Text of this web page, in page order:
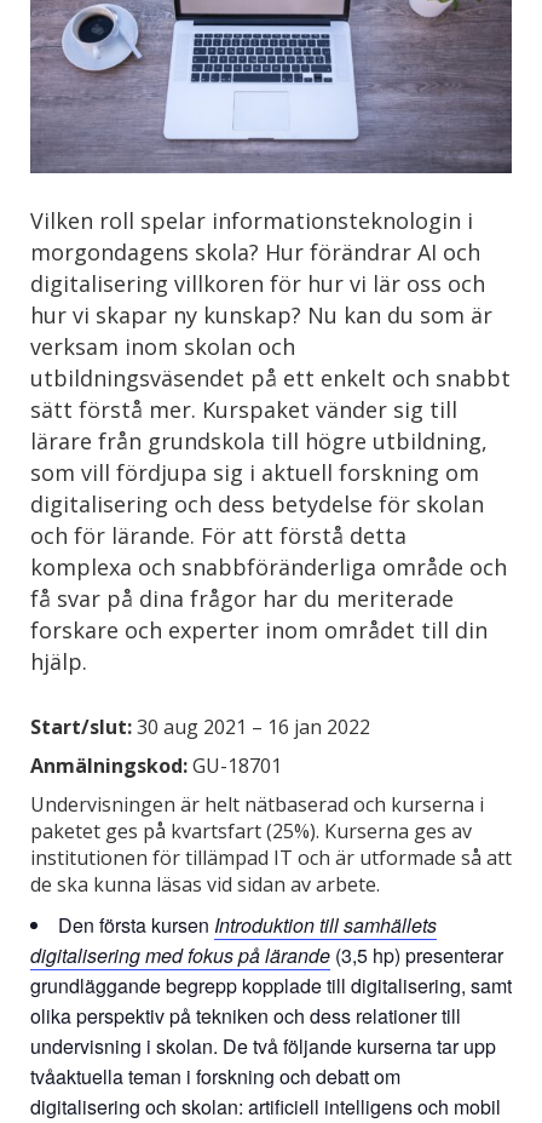
Vilken roll spelar informationsteknologin i
morgondagens skola? Hur förändrar AI och
digitalisering villkoren för hur vi lär oss och
hur vi skapar ny kunskap? Nu kan du som är
verksam inom skolan och
utbildningsväsendet på ett enkelt och snabbt
sätt förstå mer. Kurspaket vänder sig till
lärare från grundskola till högre utbildning,
som vill fördjupa sig i aktuell forskning om
digitalisering och dess betydelse för skolan
och för lärande. För att förstå detta
komplexa och snabbföränderliga område och
få svar på dina frågor har du meriterade
forskare och experter inom området till din
hjälp.
Start/slut:30 aug 2021 – 16 jan 2022
Anmälningskod:GU-18701
Undervisningen är helt nätbaserad och kurserna i
paketet ges på kvartsfart (25%). Kurserna ges av
institutionen för tillämpad IT och är utformade så att
de ska kunna läsas vid sidan av arbete.
Den första kursen Introduktion till samhällets
digitalisering med fokus på lärande (3,5 hp) presenterar
grundläggande begrepp kopplade till digitalisering, samt
olika perspektiv på tekniken och dess relationer till
undervisning i skolan. De två följande kurserna tar upp
tvåaktuella teman i forskning och debatt om
digitalisering och skolan: artificiell intelligens och mobil